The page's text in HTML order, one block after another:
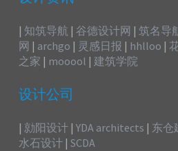
| 知筑导航 | 谷德设计网 |筑名导
网 | archgo | 灵感日报 | hhlloo |
之家 | mooool | 建筑学院
设计公司
| 勍阳设计 |YDA architects | 东仓
水石设计 |SCDA